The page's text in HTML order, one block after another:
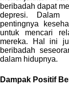
beribadah dapat
depresi. Dalam
pentingnya
untuk mencari
mereka. Hal ini
beribadah
dalam hidupnya.
Dampak Positif